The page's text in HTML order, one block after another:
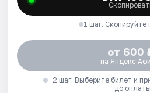
1 шаг. Скопируйте
от 600
на Яндекс
2 шаг. Выберите билет и
до оплаты